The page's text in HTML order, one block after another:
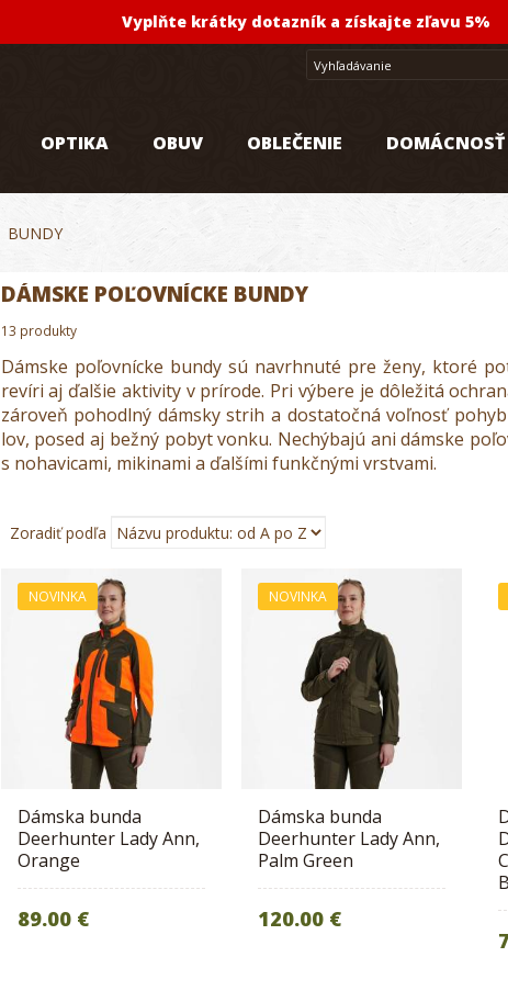
Vyplňte krátky dotazník a získajte zľavu 5%
OPTIKA OBUV OBLEČENIE DOMÁCNOSŤ
BUNDY
DÁMSKE POĽOVNÍCKE BUNDY
13 produkty
Dámske poľovnícke bundy sú navrhnuté pre ženy, ktoré
revíri aj ďalšie aktivity v prírode. Pri výbere je dôležitá
zároveň pohodlný dámsky strih a dostatočná voľnosť
lov, posed aj bežný pobyt vonku. Nechýbajú ani dámske
s nohavicami, mikinami a ďalšími funkčnými vrstvami.
Zoradiť podľa
NOVINKA
Dámska bunda
Deerhunter Lady Ann,
Orange
89.00 €
NOVINKA
Dámska bunda
Deerhunter Lady Ann,
Palm Green
120.00 €